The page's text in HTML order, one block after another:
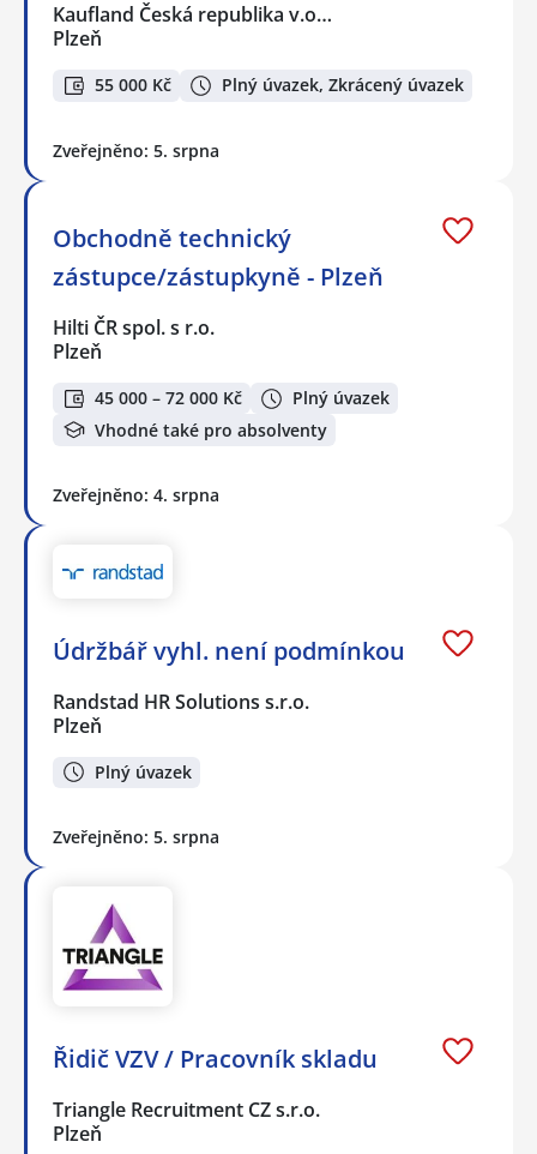
Kaufland Česká republika v.o…
Plzeň
55 000 Kč Plný úvazek, Zkrácený úvazek
Zveřejněno: 5. srpna
Obchodně technický
zástupce/zástupkyně - Plzeň
Hilti ČR spol. s r.o.
Plzeň
45 000 – 72 000 Kč
Plný úvazek
Vhodné také pro absolventy
Zveřejněno: 4. srpna
Údržbář vyhl. není podmínkou
Randstad HR Solutions s.r.o.
Plzeň
Plný úvazek
Zveřejněno: 5. srpna
Řidič VZV / Pracovník skladu
Triangle Recruitment CZ s.r.o.
Plzeň